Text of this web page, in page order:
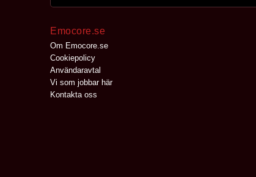
Emocore.se
Om Emocore.se
Cookiepolicy
Användaravtal
Vi som jobbar här
Kontakta oss